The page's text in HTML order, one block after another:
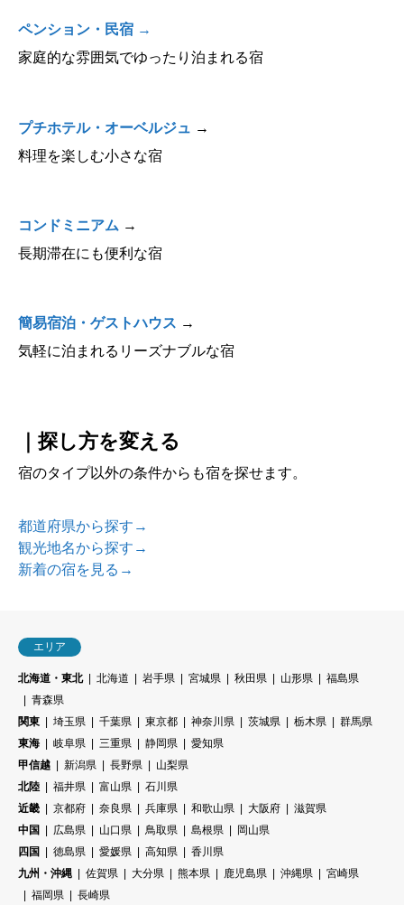
ペンション・民宿 →
家庭的な雰囲気でゆったり泊まれる宿
プチホテル・オーベルジュ →
料理を楽しむ小さな宿
コンドミニアム →
長期滞在にも便利な宿
簡易宿泊・ゲストハウス →
気軽に泊まれるリーズナブルな宿
｜探し方を変える
宿のタイプ以外の条件からも宿を探せます。
都道府県から探す→
観光地名から探す→
新着の宿を見る→
エリア
北海道・東北 北海道 岩手県 宮城県 秋田県 山形県
福島県
青森県
関東
埼玉県 千葉県 東京都 神奈川県 茨城県 栃木県
群馬県
東海
岐阜県 三重県 静岡県
愛知県
甲信越
新潟県 長野県
山梨県
北陸
福井県 富山県
石川県
近畿
京都府 奈良県 兵庫県 和歌山県 大阪府
滋賀県
中国
広島県 山口県 鳥取県 島根県
岡山県
四国
徳島県 愛媛県 高知県
香川県
九州・沖縄
佐賀県 大分県 熊本県 鹿児島県 沖縄県
宮崎県
福岡県
長崎県